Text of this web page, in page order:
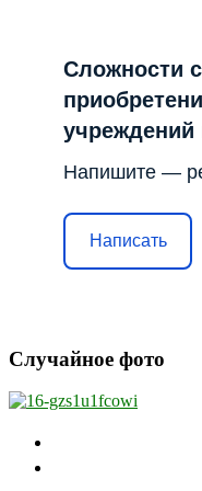
Сложности
учреждений
Напишите —
Написать
Случайное фото